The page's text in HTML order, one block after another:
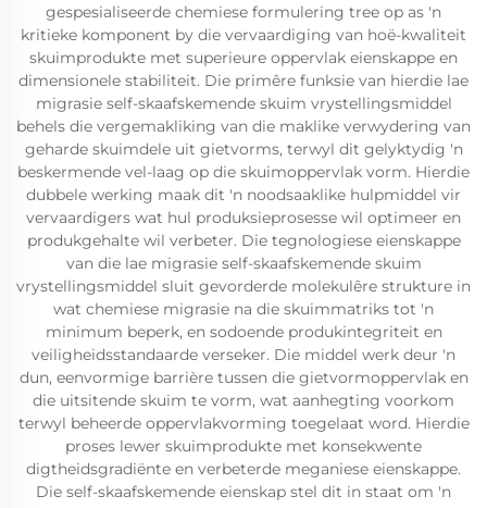
gespesialiseerde chemiese formulering tree op as 'n
kritieke komponent by die vervaardiging van hoë-kwaliteit
skuimprodukte met superieure oppervlak eienskappe en
dimensionele stabiliteit. Die primêre funksie van hierdie lae
migrasie self-skaafskemende skuim vrystellingsmiddel
behels die vergemakliking van die maklike verwydering van
geharde skuimdele uit gietvorms, terwyl dit gelyktydig 'n
beskermende vel-laag op die skuimoppervlak vorm. Hierdie
dubbele werking maak dit 'n noodsaaklike hulpmiddel vir
vervaardigers wat hul produksieprosesse wil optimeer en
produkgehalte wil verbeter. Die tegnologiese eienskappe
van die lae migrasie self-skaafskemende skuim
vrystellingsmiddel sluit gevorderde molekulêre strukture in
wat chemiese migrasie na die skuimmatriks tot 'n
minimum beperk, en sodoende produkintegriteit en
veiligheidsstandaarde verseker. Die middel werk deur 'n
dun, eenvormige barrière tussen die gietvormoppervlak en
die uitsitende skuim te vorm, wat aanhegting voorkom
terwyl beheerde oppervlakvorming toegelaat word. Hierdie
proses lewer skuimprodukte met konsekwente
digtheidsgradiënte en verbeterde meganiese eienskappe.
Die self-skaafskemende eienskap stel dit in staat om 'n